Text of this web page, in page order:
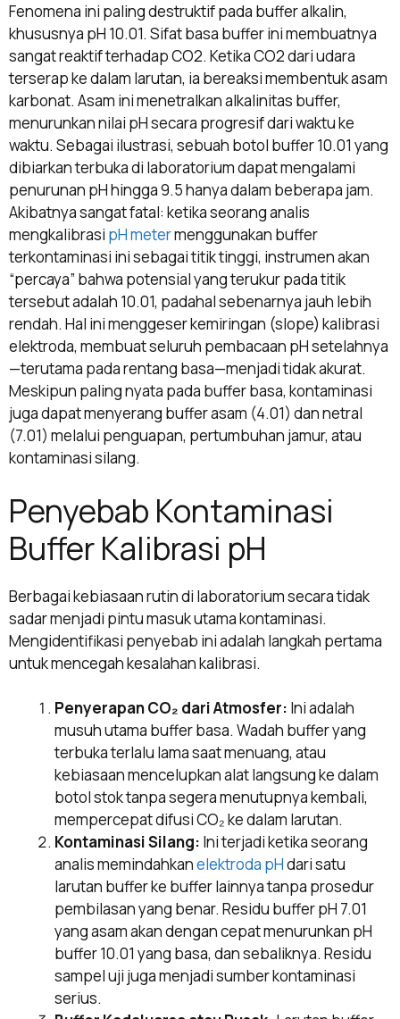
Fenomena ini paling destruktif pada buffer alkalin,
khususnya pH 10.01. Sifat basa buffer ini membuatnya
sangat reaktif terhadap CO2. Ketika CO2 dari udara
terserap ke dalam larutan, ia bereaksi membentuk asam
karbonat. Asam ini menetralkan alkalinitas buffer,
menurunkan nilai pH secara progresif dari waktu ke
waktu. Sebagai ilustrasi, sebuah botol buffer 10.01 yang
dibiarkan terbuka di laboratorium dapat mengalami
penurunan pH hingga 9.5 hanya dalam beberapa jam.
Akibatnya sangat fatal: ketika seorang analis
mengkalibrasi pH metermenggunakan buffer
terkontaminasi ini sebagai titik tinggi, instrumen akan
“percaya” bahwa potensial yang terukur pada titik
tersebut adalah 10.01, padahal sebenarnya jauh lebih
rendah. Hal ini menggeser kemiringan (slope) kalibrasi
elektroda, membuat seluruh pembacaan pH setelahnya
—terutama pada rentang basa—menjadi tidak akurat.
Meskipun paling nyata pada buffer basa, kontaminasi
juga dapat menyerang buffer asam (4.01) dan netral
(7.01) melalui penguapan, pertumbuhan jamur, atau
kontaminasi silang.
Penyebab Kontaminasi
Buffer Kalibrasi pH
Berbagai kebiasaan rutin di laboratorium secara tidak
sadar menjadi pintu masuk utama kontaminasi.
Mengidentifikasi penyebab ini adalah langkah pertama
untuk mencegah kesalahan kalibrasi.
Penyerapan CO₂ dari Atmosfer: Ini adalah
musuh utama buffer basa. Wadah buffer yang
terbuka terlalu lama saat menuang, atau
kebiasaan mencelupkan alat langsung ke dalam
botol stok tanpa segera menutupnya kembali,
mempercepat difusi CO₂ ke dalam larutan.
Kontaminasi Silang: Ini terjadi ketika seorang
analis memindahkanelektroda pHdari satu
larutan buffer ke buffer lainnya tanpa prosedur
pembilasan yang benar. Residu buffer pH 7.01
yang asam akan dengan cepat menurunkan pH
buffer 10.01 yang basa, dan sebaliknya. Residu
sampel uji juga menjadi sumber kontaminasi
serius.